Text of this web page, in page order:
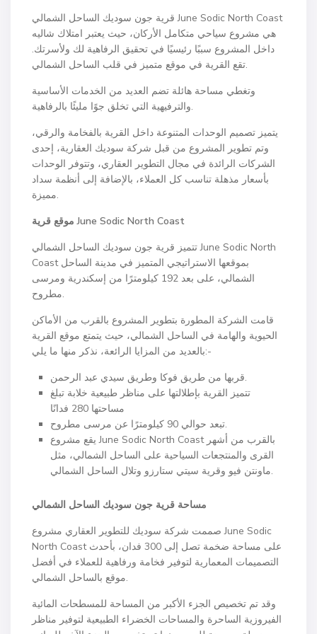
قرية جون سوديك الساحل الشمالي June Sodic North Coast
هي مشروع سياحي متكامل الأركان، حيث يعتبر امتلاك شاليه
داخل المشروع سببًا رئيسيًا في تحقيق الرفاهية لك ولأسرتك.
تقع القرية في موقع متميز في قلب الساحل الشمالي.
وتغطي مساحة هائلة تضم العديد من الخدمات الأساسية
والترفيهية التي تخلق جوًا مليئًا بالرفاهية.
يتميز تصميم الوحدات المتنوعة داخل القرية بالفخامة والرقي،
وتم تطوير المشروع من قبل شركة سوديك العقارية، إحدى
الشركات الرائدة في مجال التطوير العقاري، وتتوفر الوحدات
بأسعار مذهلة تناسب كل العملاء، بالإضافة إلى أنظمة سداد
مميزة.
موقع قريةJune Sodic North Coast
تتميز قرية جون سوديك الساحل الشمالي June Sodic North
Coast بموقعها الاستراتيجي المتميز في مدينة الساحل
الشمالي، على بعد 192 كيلومترًا من إسكندرية ومرسى
مطروح.
قامت الشركة المطورة بتطوير المشروع بالقرب من الأماكن
الحيوية والهامة في الساحل الشمالي، حيث يتمتع موقع القرية
بالعديد من المزايا الرائعة، نذكر منها ما يلي:-
قربها من طريق فوكا وطريق سيدي عبد الرحمن.
تتميز القرية بإطلالتها على مناظر طبيعية خلابة تبلغ
مساحتها 280 فدانًا
تبعد حوالي 90 كيلومترًا عن مرسى مطروح.
يقع مشروع June Sodic North Coast بالقرب من أشهر
القرى والمنتجعات السياحية على الساحل الشمالي، مثل
ماونتن فيو وقرية سيتي ستارزو وتلال الساحل الشمالي.
صممت شركة سوديك للتطوير العقاري مشروع June Sodic
North Coast على مساحة ضخمة تصل إلى 300 فدان، بأحدث
التصميمات المعمارية لتوفير فخامة ورفاهية للعملاء في أفضل
موقع بالساحل الشمالي.
وقد تم تخصيص الجزء الأكبر من المساحة للمسطحات المائية
الفيروزية الساحرة والمساحات الخضراء الطبيعية لتوفير مناظر